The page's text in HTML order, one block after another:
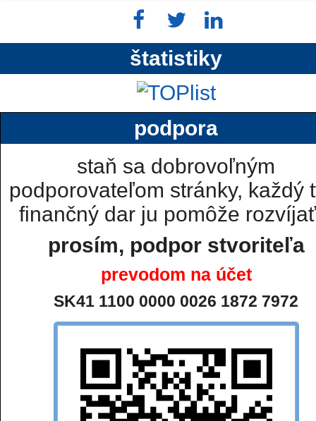
štatistiky
podpora
staň sa dobrovoľným
podporovateľom stránky, každý
finančný dar ju pomôže
prosím, podpor stvoriteľa
prevodom na účet
SK41 1100 0000 0026 1872 7972